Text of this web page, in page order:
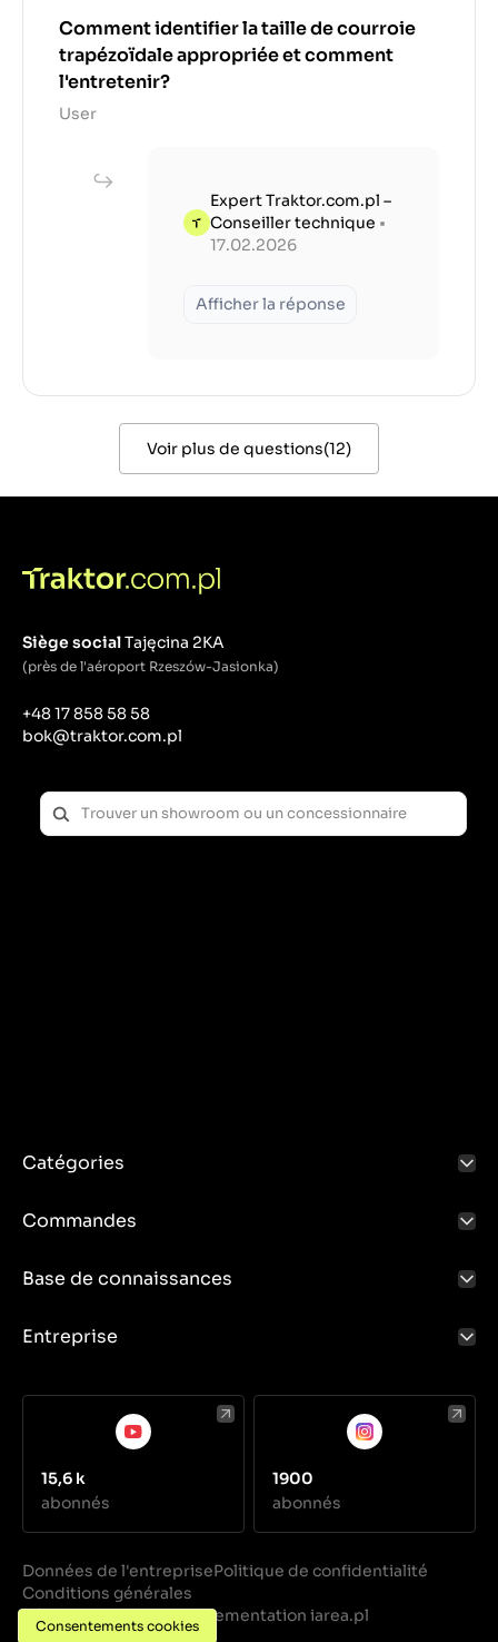
Comment identifier la taille de courroie
trapézoïdale appropriée et comment
l'entretenir?
User
Expert Traktor.com.pl –
Conseiller technique •
17.02.2026
Afficher la réponse
Voir plus de questions(12)
Siège socialTajęcina 2KA
(près de l'aéroport Rzeszów-Jasionka)
+48 17 858 58 58
bok@traktor.com.pl
Catégories
Commandes
Base de connaissances
Entreprise
15,6 k
abonnés
1900
abonnés
Données de l'entreprisePolitique de confidentialité
Conditions générales
Réalisation
·Implementation iarea.pl
Consentements cookies